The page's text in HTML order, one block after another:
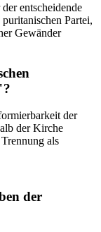
entscheidende
Partei,
Gewänder
der
der Kirche
als
der